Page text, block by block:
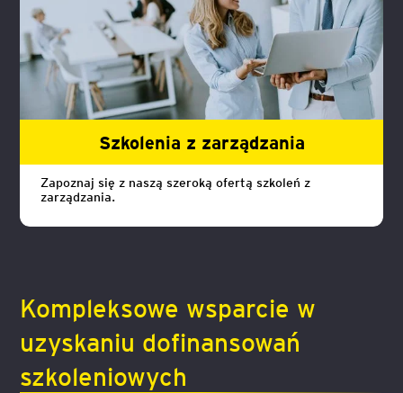
Szkolenia z zarządzania
Zapoznaj się z naszą szeroką ofertą szkoleń z
zarządzania.
Kompleksowe wsparcie w
uzyskaniu dofinansowań
szkoleniowych